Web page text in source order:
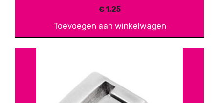
€1,25
Toevoegen aan winkelwagen